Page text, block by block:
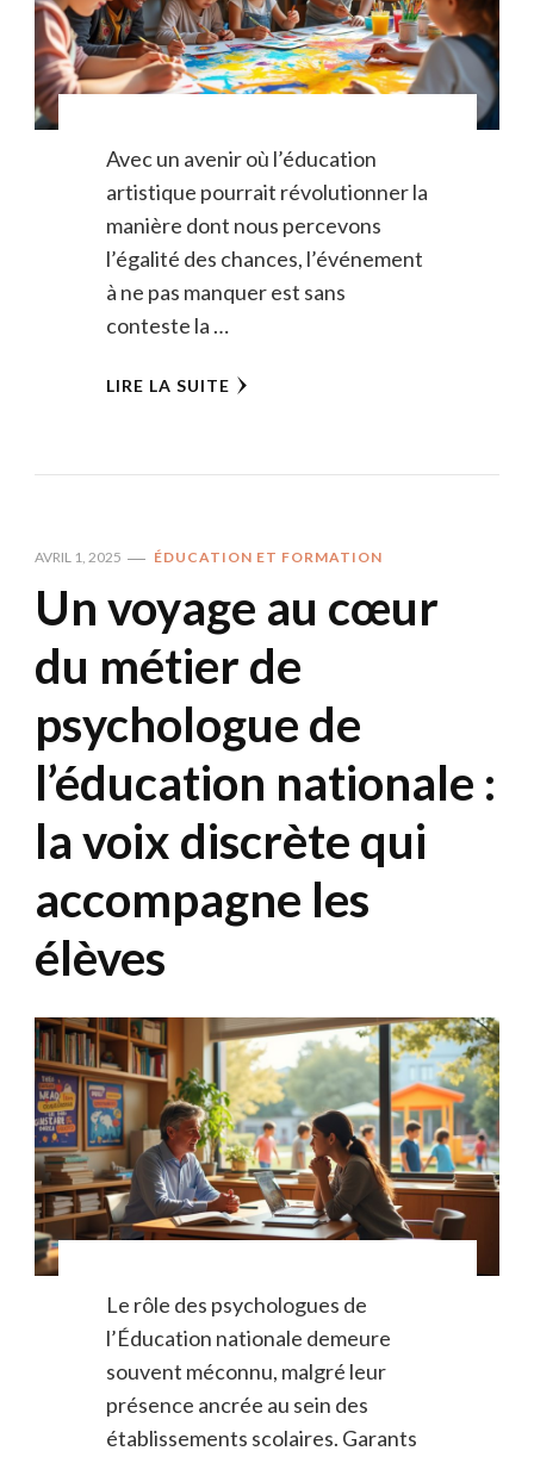
Avec un avenir où l’éducation
artistique pourrait révolutionner la
manière dont nous percevons
l’égalité des chances, l’événement
à ne pas manquer est sans
conteste la …
LIRE LA SUITE
AVRIL 1, 2025 ÉDUCATION ET FORMATION
Un voyage au cœur
du métier de
psychologue de
l’éducation nationale :
la voix discrète qui
accompagne les
élèves
Le rôle des psychologues de
l’Éducation nationale demeure
souvent méconnu, malgré leur
présence ancrée au sein des
établissements scolaires. Garants